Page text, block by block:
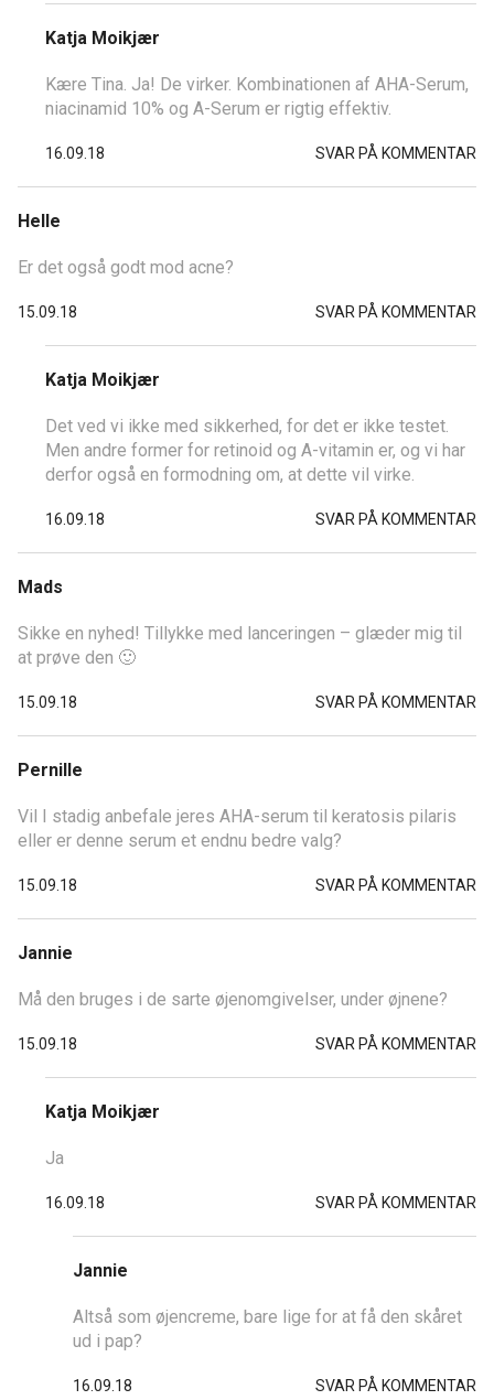
Katja Moikjær
Kære Tina. Ja! De virker. Kombinationen af AHA-Serum,
niacinamid 10% og A-Serum er rigtig effektiv.
16.09.18 SVAR PÅ KOMMENTAR
Helle
Er det også godt mod acne?
15.09.18 SVAR PÅ KOMMENTAR
Katja Moikjær
Det ved vi ikke med sikkerhed, for det er ikke testet.
Men andre former for retinoid og A-vitamin er, og vi har
derfor også en formodning om, at dette vil virke.
16.09.18 SVAR PÅ KOMMENTAR
Mads
Sikke en nyhed! Tillykke med lanceringen – glæder mig til
at prøve den 🙂
15.09.18 SVAR PÅ KOMMENTAR
Pernille
Vil I stadig anbefale jeres AHA-serum til keratosis pilaris
eller er denne serum et endnu bedre valg?
15.09.18 SVAR PÅ KOMMENTAR
Jannie
Må den bruges i de sarte øjenomgivelser, under øjnene?
15.09.18 SVAR PÅ KOMMENTAR
Katja Moikjær
Ja
16.09.18 SVAR PÅ KOMMENTAR
Jannie
Altså som øjencreme, bare lige for at få den skåret
ud i pap?
16.09.18 SVAR PÅ KOMMENTAR